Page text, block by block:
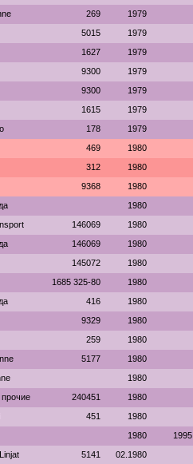
269 1979
5015 1979
1627 1979
9300 1979
9300 1979
1615 1979
178 1979
469 1980
312 1980
9368 1980
1980
146069 1980
146069 1980
145072 1980
1685 325-80 1980
416 1980
9329 1980
259 1980
5177 1980
1980
240451 1980
451 1980
1980 1995
5141 02.1980